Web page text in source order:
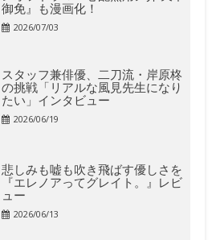
御免』も漫画化！
2026/07/03
スタッフ兼俳優、二刀流・岸原柊
の挑戦「リアルな風見先生になり
たい」インタビュー
2026/06/19
悲しみも嘘も吹き飛ばす優しさを
『エレノアってグレイト。』レビ
ュー
2026/06/13